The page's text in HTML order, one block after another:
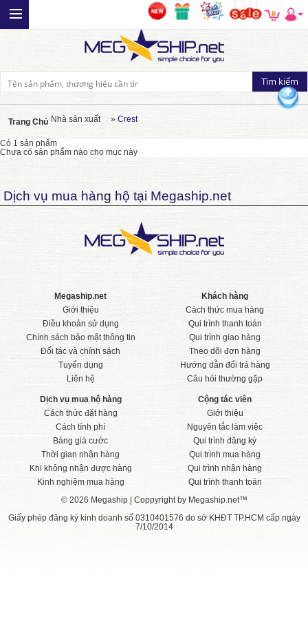
0
Trang Chủ Nhà sản xuất » Crest
Có 1 sản phẩm
Chưa có sản phẩm nào cho mục này
Dịch vụ mua hàng hộ tại Megaship.net
Megaship.net
Giới thiệu
Điều khoản sử dụng
Chính sách bảo mật thông tin
Đối tác và chính sách
Tuyển dụng
Liên hệ
Khách hàng
Cách thức mua hàng
Qui trình thanh toán
Qui trình giao hàng
Theo dõi đơn hàng
Hướng dẫn đổi trả hàng
Câu hỏi thường gặp
Dịch vụ mua hộ hàng
Cách thức đặt hàng
Cách tính phí
Bảng giá cước
Thời gian nhận hàng
Khi không nhận được hàng
Kinh nghiệm mua hàng
Cộng tác viên
Giới thiệu
Nguyên tắc làm việc
Qui trình đăng ký
Qui trình mua hàng
Qui trình nhận hàng
Qui trình thanh toán
© 2026 Megaship | Coppyright by Megaship.net™
Giấy phép đăng ký kinh doanh số 0310401576 do sở KHĐT TP.HCM cấp ngày
7/10/2014